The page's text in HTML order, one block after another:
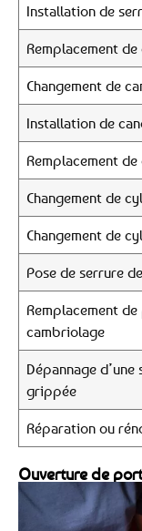
Installation de
Remplacement
Changement de
Installation de
Remplacement
Changement de
Changement de
Pose de serrure
Remplacement
cambriolage
Dépannage
grippée
Réparation ou
Ouverture de